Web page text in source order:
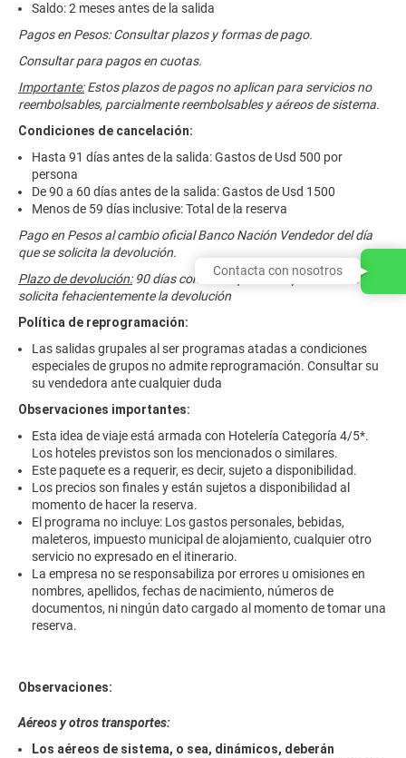
Saldo: 2 meses antes de la salida
Pagos en Pesos: Consultar plazos y formas de pago.
Consultar para pagos en cuotas.
Importante:Estos plazos de pagos no aplican para servicios no
reembolsables, parcialmente reembolsables y aéreos de sistema.
Condiciones de cancelación:
Hasta 91 días antes de la salida: Gastos de Usd 500 por
persona
De 90 a 60 días antes de la salida: Gastos de Usd 1500
Menos de 59 días inclusive: Total de la reserva
Pago en Pesos al cambio oficial Banco Nación Vendedor del día
que se solicita la devolución.
Plazo de devolución:90 días corridos a partir de que el cliente
solicita fehacientemente la devolución
Política de reprogramación:
Las salidas grupales al ser programas atadas a condiciones
especiales de grupos no admite reprogramación. Consultar su
su vendedora ante cualquier duda
Observaciones importantes:
Esta idea de viaje está armada con Hotelería Categoría 4/5*.
Los hoteles previstos son los mencionados o similares.
Este paquete es a requerir, es decir, sujeto a disponibilidad.
Los precios son finales y están sujetos a disponibilidad al
momento de hacer la reserva.
El programa no incluye: Los gastos personales, bebidas,
maleteros, impuesto municipal de alojamiento, cualquier otro
servicio no expresado en el itinerario.
La empresa no se responsabiliza por errores u omisiones en
nombres, apellidos, fechas de nacimiento, números de
documentos, ni ningún dato cargado al momento de tomar una
reserva.
Observaciones:
Aéreos y otros transportes:
Los aéreos de sistema, o sea, dinámicos, deberán
Contacta con nosotros